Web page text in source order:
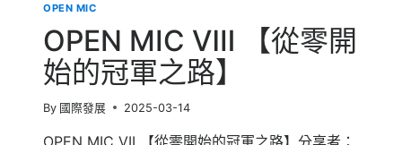
OPEN MIC
OPEN MIC Ⅷ 【從零開
始的冠軍之路】
By 國際發展 2025-03-14
OPEN MIC VII 【從零開始的冠軍之路】分享者：